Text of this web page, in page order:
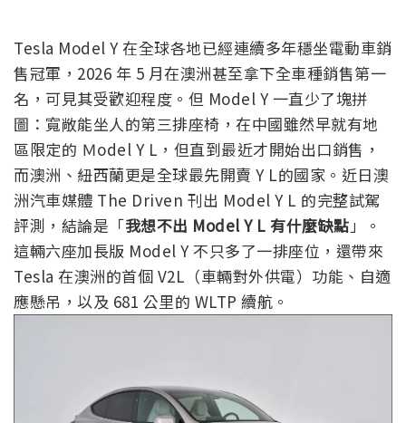
Tesla Model Y 在全球各地已經連續多年穩坐電動車銷
售冠軍，2026 年 5 月在澳洲甚至拿下全車種銷售第一
名，可見其受歡迎程度。但 Model Y 一直少了塊拼
圖：寬敞能坐人的第三排座椅，在中國雖然早就有地
區限定的 Ｍodel Y L，但直到最近才開始出口銷售，
而澳洲、紐西蘭更是全球最先開賣 Y L的國家。近日澳
洲汽車媒體 The Driven 刊出 Model Y L 的完整試駕
評測，結論是「我想不出 Model Y L 有什麼缺點 」。
這輛六座加長版 Model Y 不只多了一排座位，還帶來
Tesla 在澳洲的首個 V2L（車輛對外供電）功能、自適
應懸吊，以及 681 公里的 WLTP 續航。